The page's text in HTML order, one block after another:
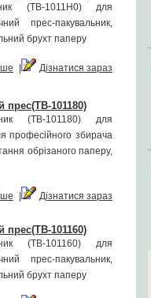
(TB-1011H0) для
прес-пакувальник,
брухт паперу
| Дізнатися зараз
прес(TB-101180)
(TB-101180) для
професійного збирача
обрізаного паперу,
| Дізнатися зараз
прес(TB-101160)
(TB-101160) для
прес-пакувальник,
брухт паперу